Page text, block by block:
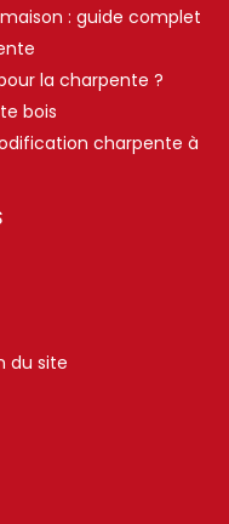
: guide complet
la charpente ?
bois
charpente à
du site